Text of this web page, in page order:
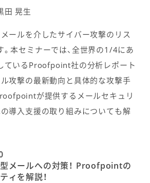
田 晃生
ールを介したサイバー攻撃のリス
本セミナーでは、全世界の1/4にあ
ているProofpoint社の分析レポート
攻撃の最新動向と具体的な攻撃手
が提供するメールセキュリ
導入支援の取り組みについても解
メールへの対策！ Proofpointの
ィを解説！